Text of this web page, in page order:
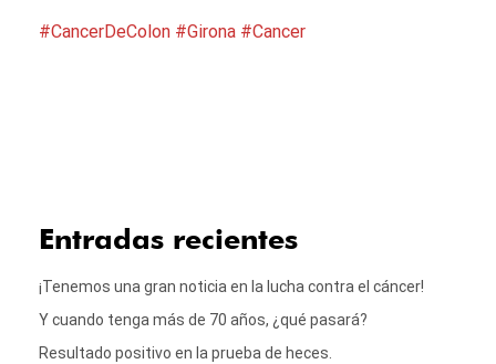
#CancerDeColon #Girona #Cancer
Entradas recientes
¡Tenemos una gran noticia en la lucha contra el cáncer!
Y cuando tenga más de 70 años, ¿qué pasará?
Resultado positivo en la prueba de heces.